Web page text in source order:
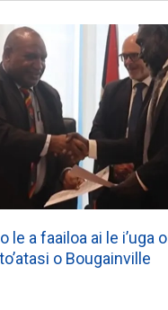
le a faailoa ai le i’uga
o Bougainville